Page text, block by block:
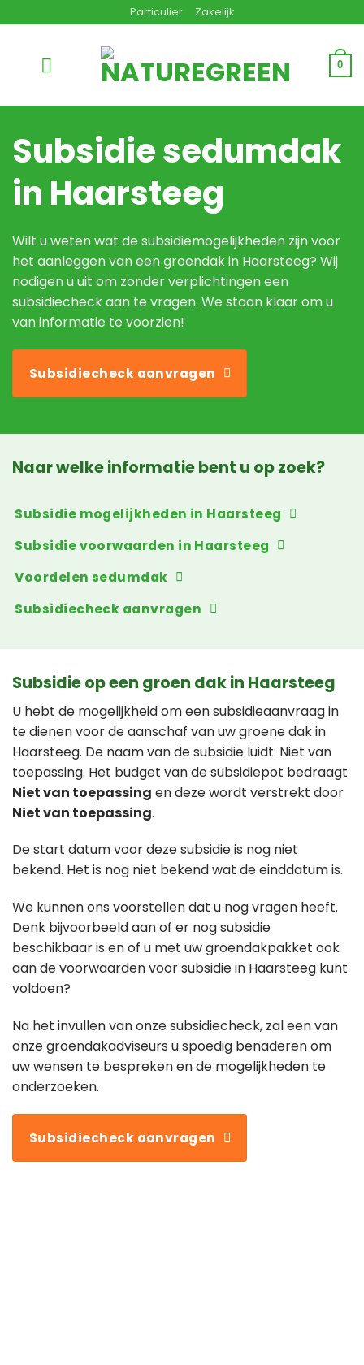
naar
Particulier Zakelijk
0
Subsidie sedumdak
in Haarsteeg
Wilt u weten wat de subsidiemogelijkheden zijn voor
het aanleggen van een groendak in Haarsteeg? Wij
nodigen u uit om zonder verplichtingen een
subsidiecheck aan te vragen. We staan klaar om u
van informatie te voorzien!
Subsidiecheck aanvragen
Naar welke informatie bent u op zoek?
Subsidie mogelijkheden in Haarsteeg
Subsidie voorwaarden in Haarsteeg
Voordelen sedumdak
Subsidiecheck aanvragen
Subsidie op een groen dak in Haarsteeg
U hebt de mogelijkheid om een subsidieaanvraag in
te dienen voor de aanschaf van uw groene dak in
Haarsteeg. De naam van de subsidie luidt: Niet van
toepassing. Het budget van de subsidiepot bedraagt
Niet van toepassing en deze wordt verstrekt door
Niet van toepassing.
De start datum voor deze subsidie is nog niet
bekend. Het is nog niet bekend wat de einddatum is.
We kunnen ons voorstellen dat u nog vragen heeft.
Denk bijvoorbeeld aan of er nog subsidie
beschikbaar is en of u met uw groendakpakket ook
aan de voorwaarden voor subsidie in Haarsteeg kunt
voldoen?
Na het invullen van onze subsidiecheck, zal een van
onze groendakadviseurs u spoedig benaderen om
uw wensen te bespreken en de mogelijkheden te
onderzoeken.
Subsidiecheck aanvragen